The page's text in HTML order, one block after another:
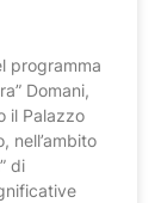
programma
Domani,
il Palazzo
nell’ambito
di